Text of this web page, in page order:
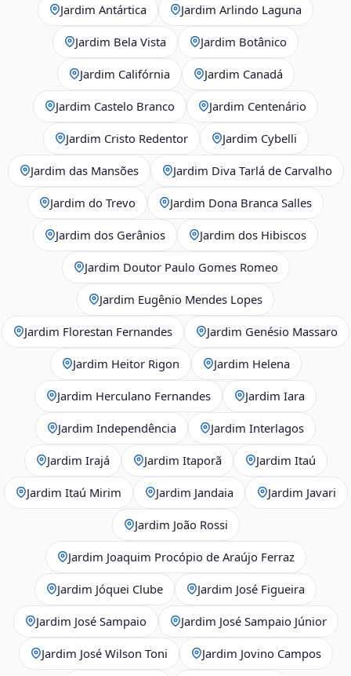
Jardim Antártica Jardim Arlindo Laguna
Jardim Bela Vista Jardim Botânico
Jardim Califórnia Jardim Canadá
Jardim Castelo Branco Jardim Centenário
Jardim Cristo Redentor Jardim Cybelli
Jardim das Mansões Jardim Diva Tarlá de Carvalho
Jardim do Trevo Jardim Dona Branca Salles
Jardim dos Gerânios Jardim dos Hibiscos
Jardim Doutor Paulo Gomes Romeo
Jardim Eugênio Mendes Lopes
Jardim Florestan Fernandes Jardim Genésio Massaro
Jardim Heitor Rigon Jardim Helena
Jardim Herculano Fernandes Jardim Iara
Jardim Independência Jardim Interlagos
Jardim Irajá Jardim Itaporã Jardim Itaú
Jardim Itaú Mirim Jardim Jandaia Jardim Javari
Jardim João Rossi
Jardim Joaquim Procópio de Araújo Ferraz
Jardim Jóquei Clube Jardim José Figueira
Jardim José Sampaio Jardim José Sampaio Júnior
Jardim José Wilson Toni Jardim Jovino Campos